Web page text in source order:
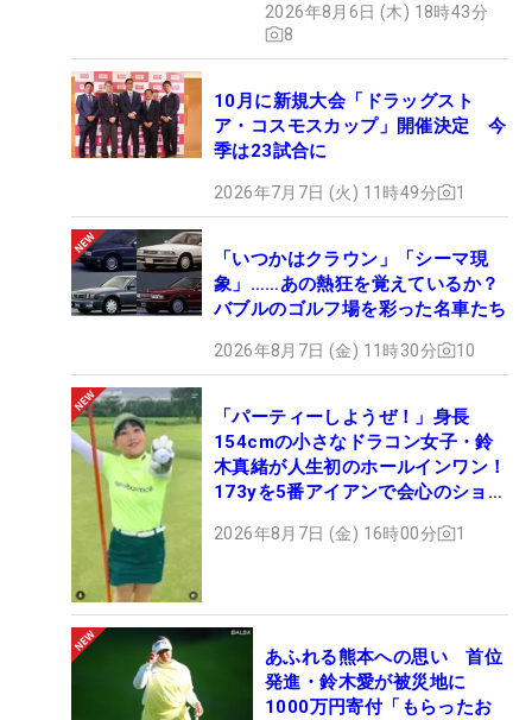
2026年8月6日 (木) 18時43分
8
10月に新規大会「ドラッグスト
ア・コスモスカップ」開催決定 今
季は23試合に
2026年7月7日 (火) 11時49分 1
「いつかはクラウン」「シーマ現
象」……あの熱狂を覚えているか？
バブルのゴルフ場を彩った名車たち
2026年8月7日 (金) 11時30分 10
「パーティーしようぜ！」身長
154cmの小さなドラコン女子・鈴
木真緒が人生初のホールインワン！
173yを5番アイアンで会心のショッ
2026年8月7日 (金) 16時00分 1
あふれる熊本への思い 首位
発進・鈴木愛が被災地に
1000万円寄付「もらったお